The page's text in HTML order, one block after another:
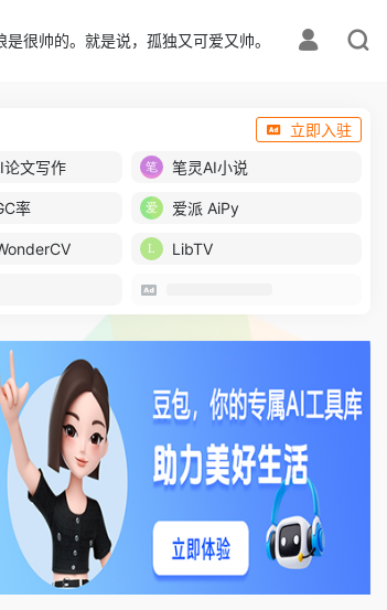
很帅的。就是说，孤独又可爱又帅。
立即入驻
文写作 笔灵AI小说
率 爱派 AiPy
LibTV